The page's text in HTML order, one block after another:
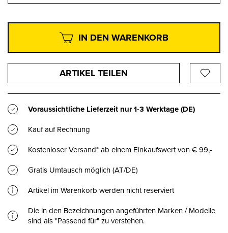
IN DEN WARENKORB
ARTIKEL TEILEN
Voraussichtliche Lieferzeit nur1-3 Werktage(DE)
Kauf auf Rechnung
Kostenloser Versand* ab einem Einkaufswert von € 99,-
Gratis Umtausch möglich (AT/DE)
Artikel im Warenkorb werden nicht reserviert
Die in den Bezeichnungen angeführten Marken / Modelle
sind als "Passend für" zu verstehen.